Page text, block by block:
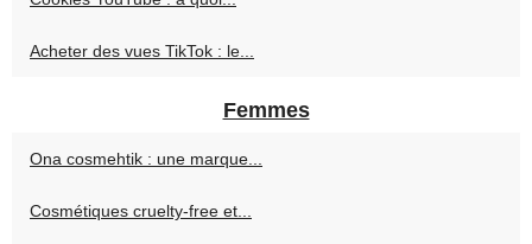
Acheter des vues TikTok : le...
Femmes
Ona cosmehtik : une marque...
Cosmétiques cruelty-free et...